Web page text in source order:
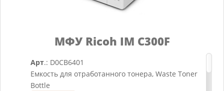
МФУ Ricoh IM C300F
Арт.: D0CB6401
Емкость для отработанного тонера, Waste Toner
Bottle